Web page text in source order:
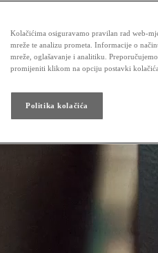
Kolačićima osiguravamo pravilan rad web-
mreže te analizu prometa. Informacije o
mreže, oglašavanje i analitiku.
promijeniti klikom na opciju postavki kolačića
Politika kolačića